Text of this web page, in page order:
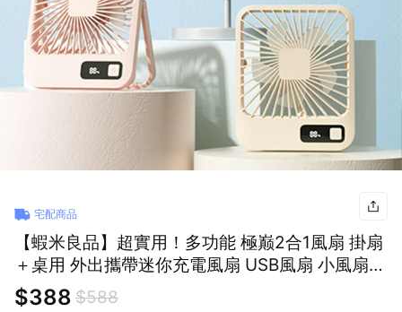
宅配商品
【蝦米良品】超實用！多功能 極巅2合1風扇 掛扇
＋桌用 外出攜帶迷你充電風扇 USB風扇 小風扇
宿舍 辦公室
$388 $588